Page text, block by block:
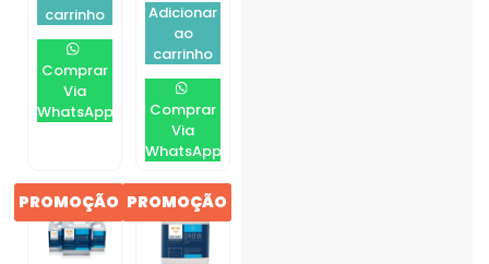
carrinho
Comprar
Via
WhatsApp
Adicionar
ao
carrinho
Comprar
Via
WhatsApp
PROMOÇÃO PROMOÇÃO